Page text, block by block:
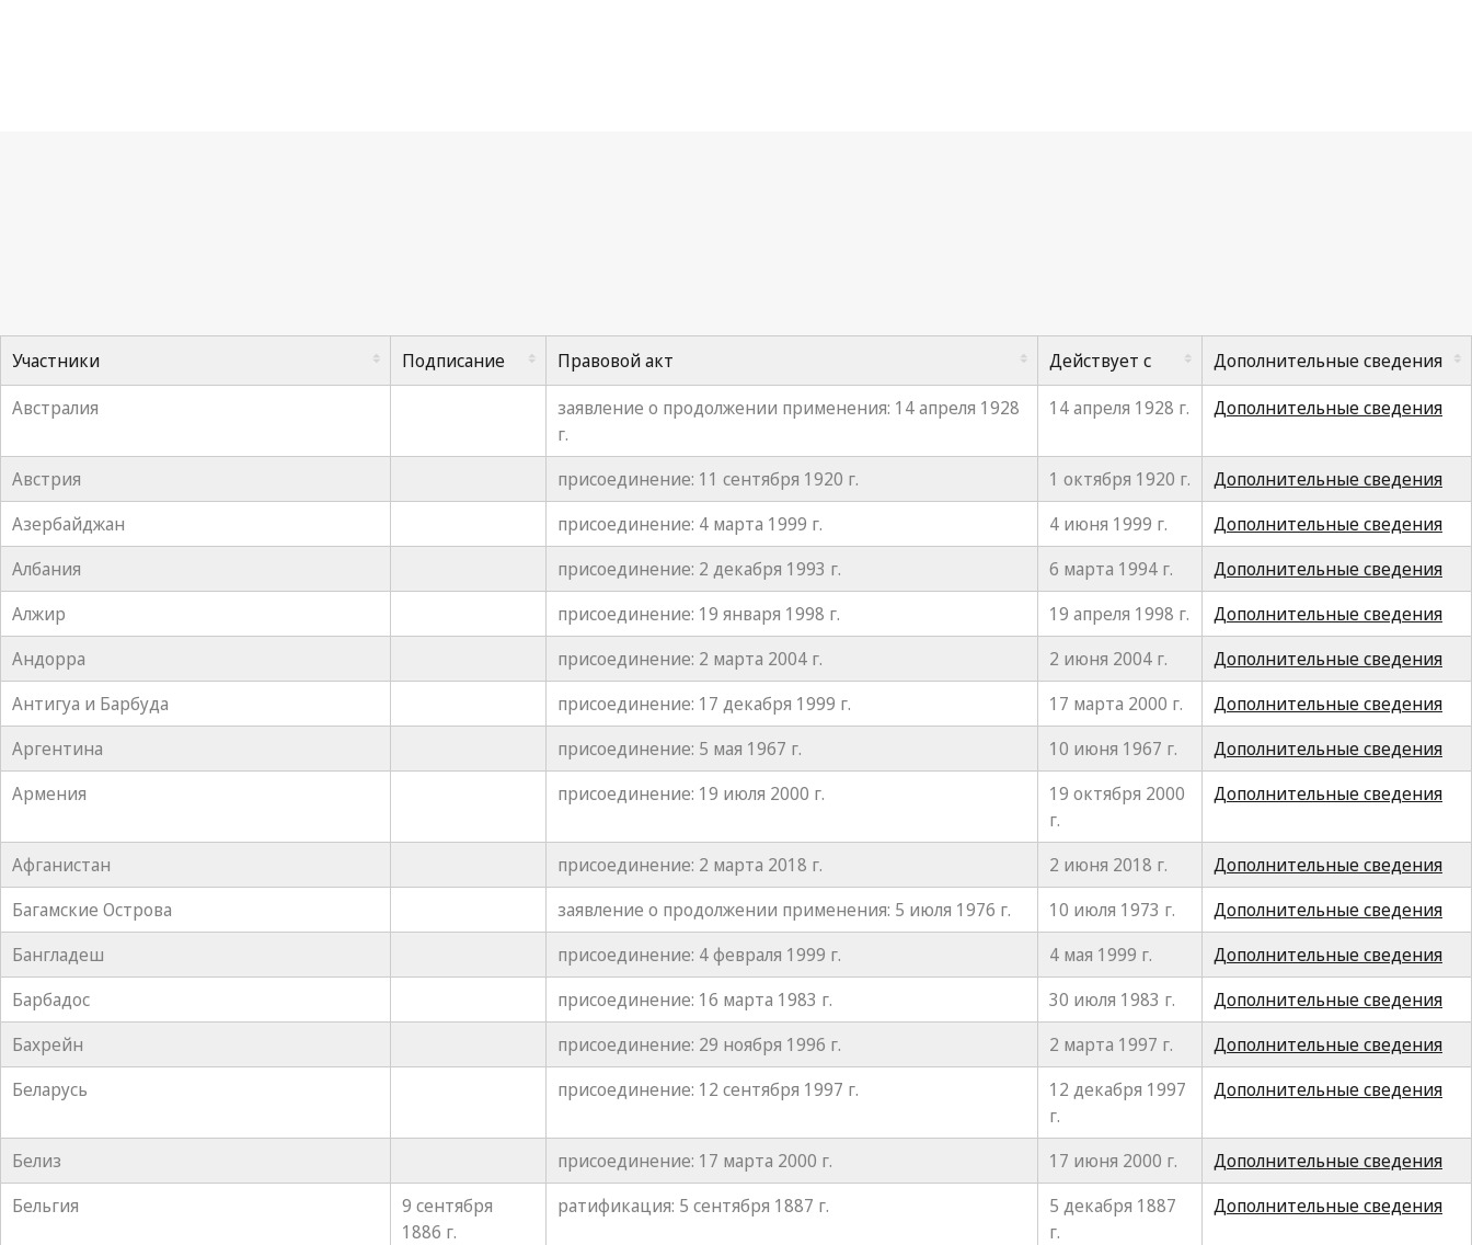
Участники Подписание Правовой акт Действует с
Дополнительные сведения
Австралия
заявление о продолжении применения: 14 апреля 1928
г.
14 апреля 1928 г. Дополнительные сведения
Австрия присоединение: 11 сентября 1920 г. 1 октября 1920 г.
Дополнительные сведения
Азербайджан
присоединение: 4 марта 1999 г. 4 июня 1999 г.
Дополнительные сведения
Албания
присоединение: 2 декабря 1993 г. 6 марта 1994 г.
Дополнительные сведения
Алжир
присоединение: 19 января 1998 г. 19 апреля 1998 г.
Дополнительные сведения
Андорра
присоединение: 2 марта 2004 г. 2 июня 2004 г.
Дополнительные сведения
Антигуа и Барбуда
присоединение: 17 декабря 1999 г. 17 марта 2000 г.
Дополнительные сведения
Аргентина
присоединение: 5 мая 1967 г. 10 июня 1967 г.
Дополнительные сведения
Армения
присоединение: 19 июля 2000 г.
19 октября 2000
г.
Дополнительные сведения
Афганистан присоединение: 2 марта 2018 г. 2 июня 2018 г.
Дополнительные сведения
Багамские Острова
заявление о продолжении применения: 5 июля 1976 г. 10 июля 1973 г.
Дополнительные сведения
Бангладеш
присоединение: 4 февраля 1999 г. 4 мая 1999 г.
Дополнительные сведения
Барбадос
присоединение: 16 марта 1983 г. 30 июля 1983 г.
Дополнительные сведения
Бахрейн
присоединение: 29 ноября 1996 г. 2 марта 1997 г.
Дополнительные сведения
Беларусь
присоединение: 12 сентября 1997 г.
12 декабря 1997
г.
Дополнительные сведения
Белиз присоединение: 17 марта 2000 г. 17 июня 2000 г.
Дополнительные сведения
Бельгия
9 сентября
1886 г.
ратификация: 5 сентября 1887 г.
5 декабря 1887
г.
Дополнительные сведения